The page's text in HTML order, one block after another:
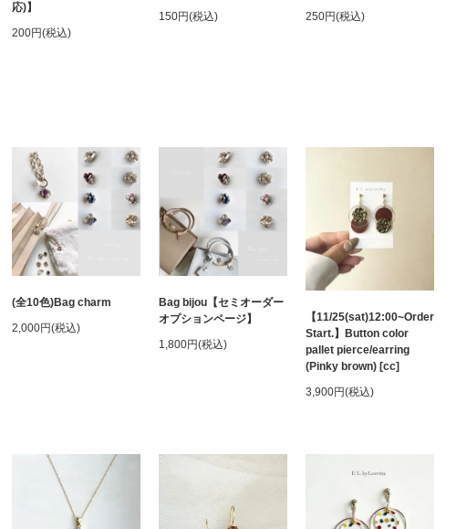
応)】
200円(税込)
150円(税込)
250円(税込)
(全10色)Bag charm
2,000円(税込)
Bag bijou【セミオーダー
オプションページ】
1,800円(税込)
【11/25(sat)12:00~Order
Start.】Button color
pallet pierce/earring
(Pinky brown) [cc]
3,900円(税込)